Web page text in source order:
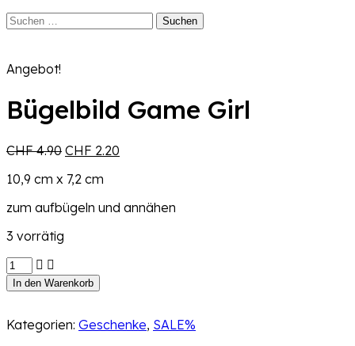
Suchen
Angebot!
Bügelbild Game Girl
CHF4.90 Ursprünglicher
war:
CHF 2.20
10,9 cm x 7,2 cm
zum aufbügeln und annähen
3 vorrätig
Bügelbild
Game
Girl
In den Warenkorb
Kategorien: Geschenke, SALE%